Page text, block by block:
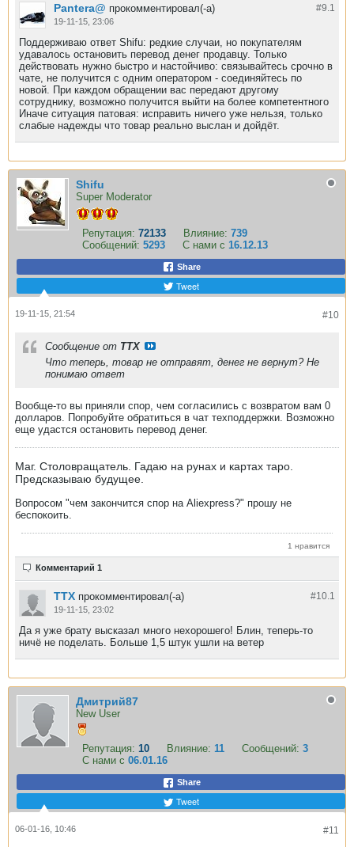
#9. 1
Pantera@ прокомментировал(-а)
19-11-15, 23:06
Поддерживаю ответ Shifu: редкие случаи, но покупателям
удавалось остановить перевод денег продавцу. Только
действовать нужно быстро и настойчиво: связывайтесь срочно в
чате, не получится с одним оператором - соединяйтесь по
новой. При каждом обращении вас передают другому
сотруднику, возможно получится выйти на более компетентного
Иначе ситуация патовая: исправить ничего уже нельзя, только
слабые надежды что товар реально выслан и дойдёт.
Shifu
Super Moderator
Репутация: 72133 Влияние: 739
Сообщений: 5293 С нами с 16.12.13
Share
Tweet
#10
19-11-15, 21:54
Сообщение от ТТХ
Что теперь, товар не отправят, денег не вернут? Не
понимаю ответ
Вообще-то вы приняли спор, чем согласились с возвратом вам 0
долларов. Попробуйте обратиться в чат техподдержки. Возможно
еще удастся остановить перевод денег.
Маг. Столовращатель. Гадаю на рунах и картах таро.
Предсказываю будущее.
Вопросом "чем закончится спор на Aliexpress?" прошу не
беспокоить.
1 нравится
Комментарий 1
#10.1
ТТХ прокомментировал(-а)
19-11-15, 23:02
Да я уже брату высказал много нехорошего! Блин, теперь-то
ничё не поделать. Больше 1,5 штук ушли на ветер
Дмитрий87
New User
Репутация: 10 Влияние: 11 Сообщений: 3
С нами с 06.01.16
Share
Tweet
#11
06-01-16, 10:46